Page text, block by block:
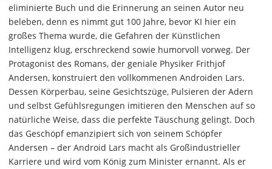
eliminierte Buch und die Erinnerung an seinen Autor neu
beleben, denn es nimmt gut 100 Jahre, bevor KI hier ein
großes Thema wurde, die Gefahren der Künstlichen
Intelligenz klug, erschreckend sowie humorvoll vorweg. Der
Protagonist des Romans, der geniale Physiker Frithjof
Andersen, konstruiert den vollkommenen Androiden Lars.
Dessen Körperbau, seine Gesichtszüge, Pulsieren der Adern
und selbst Gefühlsregungen imitieren den Menschen auf so
natürliche Weise, dass die perfekte Täuschung gelingt. Doch
das Geschöpf emanzipiert sich von seinem Schöpfer
Andersen – der Android Lars macht als Großindustrieller
Karriere und wird vom König zum Minister ernannt. Als er